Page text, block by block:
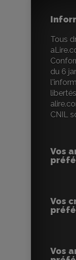
Tous
du 6
CNIL
Vos
Vos
Vos